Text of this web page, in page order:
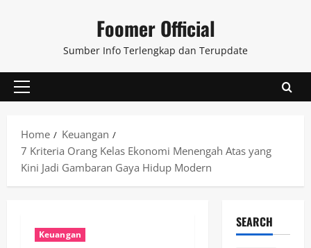
Foomer Official
Sumber Info Terlengkap dan Terupdate
Primary
Home
Keuangan
7 Kriteria Orang Kelas Ekonomi Menengah Atas yang
Kini Jadi Gambaran Gaya Hidup Modern
Keuangan
SEARCH